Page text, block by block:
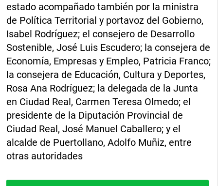
estado acompañado también por la ministra
de Política Territorial y portavoz del Gobierno,
Isabel Rodríguez; el consejero de Desarrollo
Sostenible, José Luis Escudero; la consejera de
Economía, Empresas y Empleo, Patricia Franco;
la consejera de Educación, Cultura y Deportes,
Rosa Ana Rodríguez; la delegada de la Junta
en Ciudad Real, Carmen Teresa Olmedo; el
presidente de la Diputación Provincial de
Ciudad Real, José Manuel Caballero; y el
alcalde de Puertollano, Adolfo Muñiz, entre
otras autoridades